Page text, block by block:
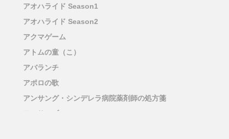
アオハライド Season1
アオハライド Season2
アクマゲーム
アトムの童（こ）
アバランチ
アポロの歌
アンサング・シンデレラ病院薬剤師の処方箋
アンサンブル